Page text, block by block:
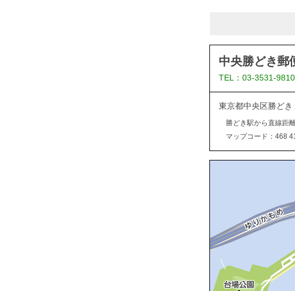
中央勝どき郵
TEL：03-3531-
東京都中央区勝ど
勝どき駅から直線距
マップコード：468